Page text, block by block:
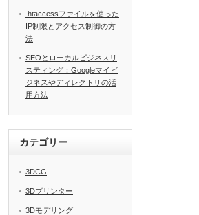
.htaccessファイルを使った
IP制限とアクセス制御の方
法
SEOとローカルビジネスリ
スティング：Googleマイビ
ジネスやディレクトリの活
用方法
カテゴリー
3DCG
3Dプリンター
3Dモデリング